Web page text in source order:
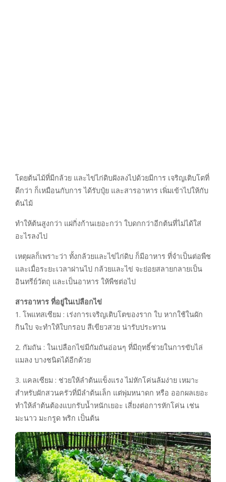
โดยต้นไม้ที่มีกล้วย และไข่ไก่ดิบฝังลงไปด้วยมีการ เจริญเติบโตที่
ดีกว่า ก็เหมือนกับการ ได้รับปุ๋ย และสารอาหาร เพิ่มเข้าไปให้กับ
ต้นไม้
ทำให้ต้นสูงกว่า แผ่กิ่งก้านเยอะกว่า ใบดกกว่าอีกต้นที่ไม่ได้ใส่
อะไรลงไป
เหตุผลก็เพราะว่า ทั้งกล้วยและไข่ไก่ดิบ ก็มีอาหาร ที่จำเป็นต่อพืช
และเมื่อระยะเวลาผ่านไป กล้วยและไข่ จะย่อยสลายกลายเป็น
อินทรีย์วัตถุ และเป็นอาหาร ให้พืชต่อไป
สารอาหาร ที่อยู่ในเปลือกไข่
1. โพแทสเซียม : เร่งการเจริญเติบโตของราก ใบ หากใช้ในผัก
กินใบ จะทำให้ใบกรอบ สีเขียวสวย น่ารับประทาน
2. กัมถัน : ในเปลือกไข่มีกัมถันอ่อนๆ ที่มีฤทธิ์ช่วยในการขับไล่
แมลง บางชนิดได้อีกด้วย
3. แคลเซียม : ช่วยให้ลำต้นแข็งแรง ไม่หักโค่นล้มง่าย เหมาะ
สำหรับผักสวนครัวที่มีลำต้นเล็ก แต่พุ่มหนาดก หรือ ออกผลเยอะ
ทำให้ลำต้นต้องแบกรับน้ำหนักเยอะ เสี่ยงต่อการหักโค่น เช่น
มะนาว มะกรูด พริก เป็นต้น